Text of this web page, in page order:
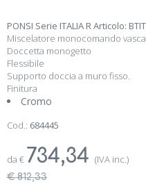
PONSI Serie ITALIA R Articolo:
Miscelatore monocomando
Doccetta monogetto
Flessibile
Supporto doccia a muro fisso.
Finitura
Cromo
Cod.: 684445
da € 734,34 (IVA inc.)
€ 812,33